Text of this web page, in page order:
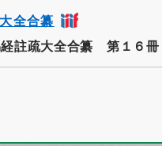
全合纂
註疏大全合纂 第１６冊